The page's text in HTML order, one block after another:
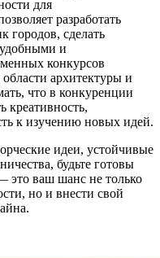
для
разработать
городов, сделать
и
конкурсов
архитектуры и
что в конкуренции
креативность,
к изучению новых идей.
идеи, устойчивые
будьте готовы
это ваш шанс не только
но и внести свой